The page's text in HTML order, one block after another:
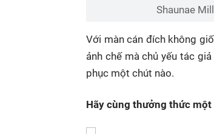
Shaunae
Với màn cán đích không
ảnh chế mà chủ yếu tác
phục một chút nào.
Hãy cùng thưởng thức